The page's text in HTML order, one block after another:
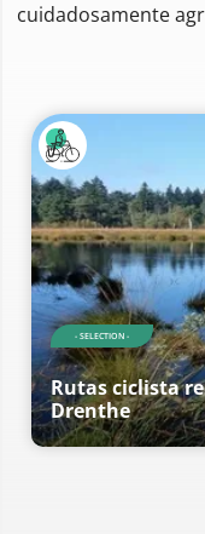
cuidadosamente
- SELECTION -
Rutas ciclista
Drenthe